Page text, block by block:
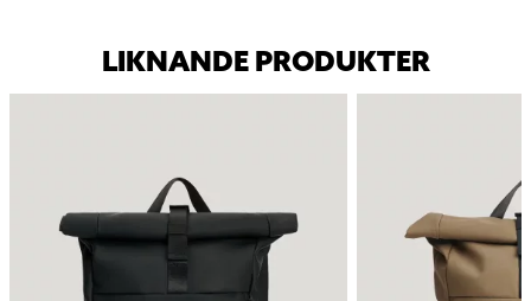
LIKNANDE PRODUKTER